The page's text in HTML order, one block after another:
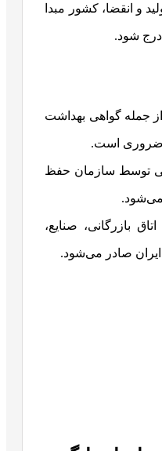
و انقضا، کشور مبدا
درج شود.
جمله گواهی بهداشت
ضروری است.
توسط سازمان حفظ
می‌شود.
بازرگانی، صنایع،
صادر می‌شود.